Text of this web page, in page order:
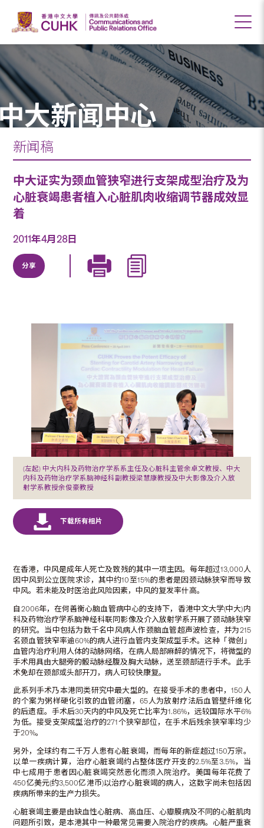
大新闻中心
新闻稿
中大证实为颈血管狭窄进行支架成型治疗及为
心脏衰竭患者植入心脏肌肉收缩调节器成效显
着
2011年4月28日
分享
(左起) 中大内科及药物治疗学系系主任及心脏科主管余卓文教授、中大
内科及药物治疗学系脑神经科副教授梁慧康教授及中大影像及介入放
射学系教授余俊豪教授
在香港，中风是成年人死亡及致残的其中一项主因。每年超过13,000人
因中风到公立医院求诊，其中约10至15%的患者是因颈动脉狭窄而导致
中风。若未能及时医治此风险因素，中风的复发率什高。
自2006年，在何善衡心脑血管病中心的支持下，香港中文大学(中大)内
科及药物治疗学系脑神经科联同影像及介入放射学系开展了颈动脉狭窄
的研究。当中包括为数千名中风病人作颈脑血管超声波检查，并为215
名颈血管狭窄率逾60%的病人进行血管内支架成型手术。这种「微创」
血管内治疗利用人体的动脉网络，在病人局部麻醉的情况下，将微型的
手术用具由大腿旁的骰动脉经腹及胸大动脉，送至颈部进行手术。此手
术免却在颈部或头部开刀，病人可较快康复。
此系列手术乃本港同类研究中最大型的。在接受手术的患者中，150人
的个案为粥样硬化引致的血管闭塞，65人为放射疗法后血管壁纤维化
的后遗症。手术后30天内的中风及死亡比率为1.86%，远较国际水平6%
为低。接受支架成型治疗的271个狭窄部位，在手术后残余狭窄率均少
于20%。
另外，全球约有二千万人患有心脏衰竭，而每年的新症超过150万宗。
以单一疾病计算，治疗心脏衰竭约占整体医疗开支的2.5%至3.5%，当
中七成用于患者因心脏衰竭突然恶化而须入院治疗。美国每年花费了
450亿美元(约3,500亿港币)以治疗心脏衰竭的病人，这数字尚未包括因
疾病所带来的生产力损失。
心脏衰竭主要是由缺血性心脏病、高血压、心瓣膜病及不同的心脏肌肉
问题所引致，是本港其中一种最常见需要入院治疗的疾病。心脏严重衰